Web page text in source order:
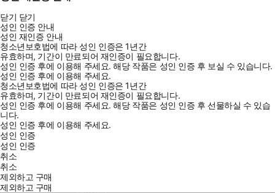
닫기 닫기
성인 인증 안내
성인 재인증 안내
청소년보호법에 따라 성인 인증은 1년간
유효하며, 기간이 만료되어 재인증이 필요합니다.
성인 인증 후에 이용해 주세요.해당 작품은 성인 인증 후 보실 수 있습니다.
성인 인증 후에 이용해 주세요.
청소년보호법에 따라 성인 인증은 1년간
유효하며, 기간이 만료되어 재인증이 필요합니다.
성인 인증 후에 이용해 주세요.해당 작품은 성인 인증 후 선물하실 수 있습
니다.
성인 인증 후에 이용해 주세요.
성인 인증
성인 인증
취소
취소
제외하고 구매
제외하고 구매